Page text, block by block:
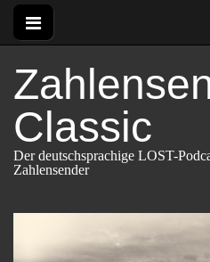
Classic
Der deutschsprachige LOST-
Zahlensender